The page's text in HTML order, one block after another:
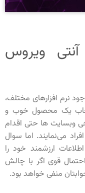
آنتی ویروس
نرم افزارهای مختلف،
یک محصول خوب و
وبسایت ها حتی اقدام
می‌نمایند. اما سوال
ارزشمند خود را
قوی اگر با چالش
منفی خواهد بود.